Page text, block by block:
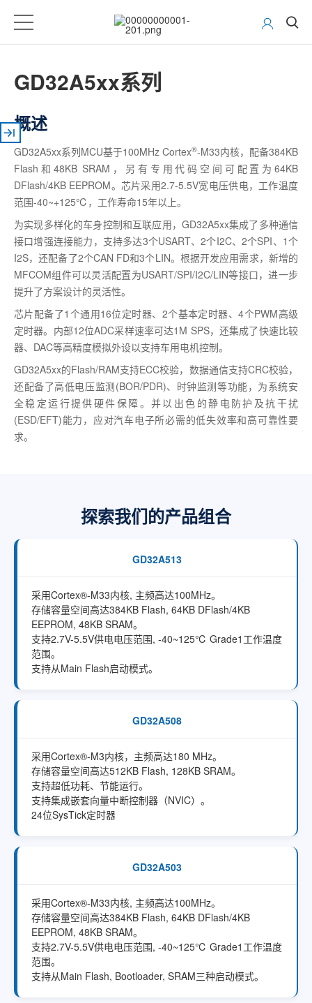
GD32A5xx系列
概述
GD32A5xx系列MCU基于100MHz Cortex®-M33内核，配备384KB
Flash和48KB SRAM，另有专用代码空间可配置为64KB
DFlash/4KB EEPROM。芯片采用2.7-5.5V宽电压供电，工作温度
范围-40~+125℃，工作寿命15年以上。
为实现多样化的车身控制和互联应用，GD32A5xx集成了多种通信
接口增强连接能力，支持多达3个USART、2个I2C、2个SPI、1个
I2S，还配备了2个CAN FD和3个LIN。根据开发应用需求，新增的
MFCOM组件可以灵活配置为USART/SPI/I2C/LIN等接口，进一步
提升了方案设计的灵活性。
芯片配备了1个通用16位定时器、2个基本定时器、4个PWM高级
定时器。内部12位ADC采样速率可达1M SPS，还集成了快速比较
器、DAC等高精度模拟外设以支持车用电机控制。
GD32A5xx的Flash/RAM支持ECC校验，数据通信支持CRC校验，
还配备了高低电压监测(BOR/PDR)、时钟监测等功能，为系统安
全稳定运行提供硬件保障。并以出色的静电防护及抗干扰
(ESD/EFT)能力，应对汽车电子所必需的低失效率和高可靠性要
求。
探索我们的产品组合
GD32A513
采用Cortex®-M33内核, 主频高达100MHz。
存储容量空间高达384KB Flash, 64KB DFlash/4KB
EEPROM, 48KB SRAM。
支持2.7V-5.5V供电电压范围, -40~125℃ Grade1工作温度
范围。
支持从Main Flash启动模式。
GD32A508
采用Cortex®-M3内核，主频高达180 MHz。
存储容量空间高达512KB Flash, 128KB SRAM。
支持超低功耗、节能运行。
支持集成嵌套向量中断控制器（NVIC）。
24位SysTick定时器
GD32A503
采用Cortex®-M33内核, 主频高达100MHz。
存储容量空间高达384KB Flash, 64KB DFlash/4KB
EEPROM, 48KB SRAM。
支持2.7V-5.5V供电电压范围, -40~125℃ Grade1工作温度
范围。
支持从Main Flash, Bootloader, SRAM三种启动模式。